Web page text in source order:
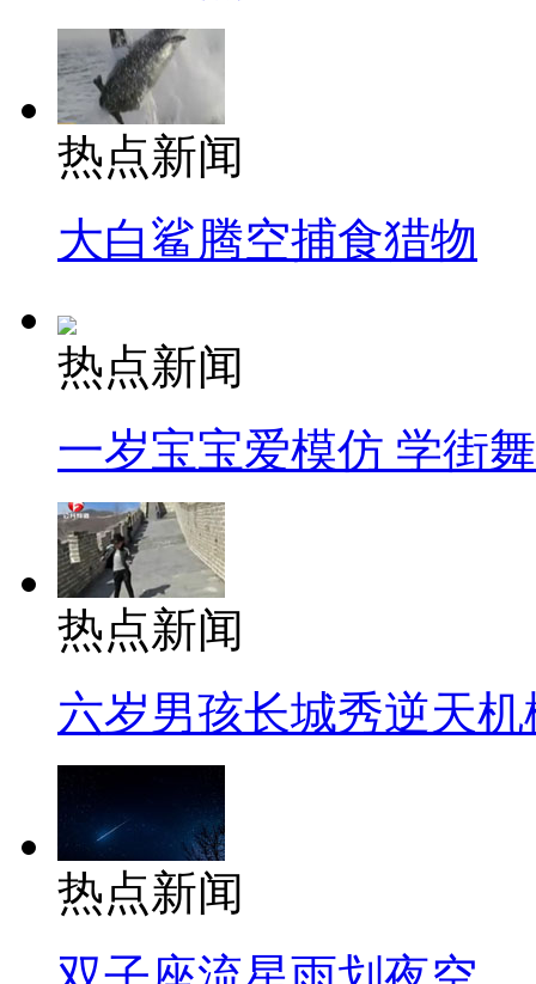
热点新闻
大白鲨腾空捕食猎物
热点新闻
一岁宝宝爱模仿 学街
热点新闻
六岁男孩长城秀逆天机
热点新闻